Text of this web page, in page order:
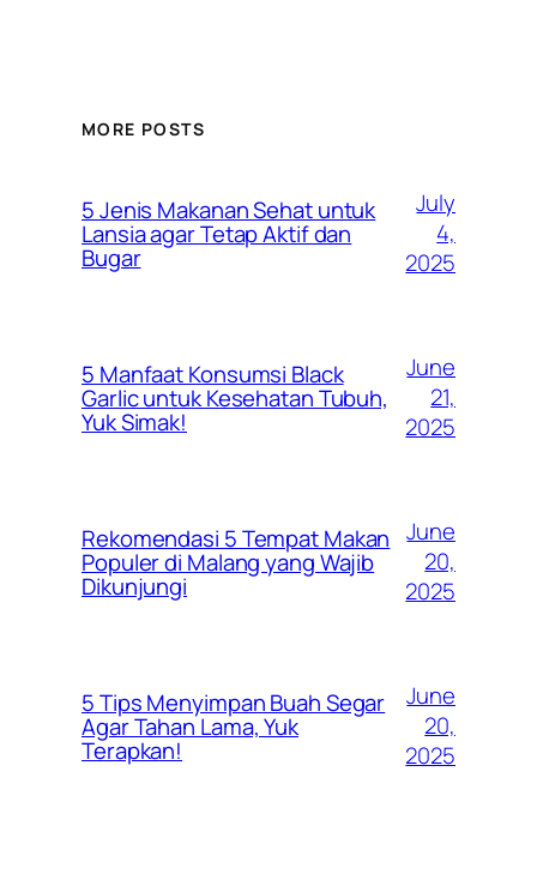
MORE POSTS
5 Jenis Makanan Sehat untuk
Lansia agar Tetap Aktif dan
Bugar
July
4,
2025
5 Manfaat Konsumsi Black
Garlic untuk Kesehatan Tubuh,
Yuk Simak!
June
21,
2025
Rekomendasi 5 Tempat Makan
Populer di Malang yang Wajib
Dikunjungi
June
20,
2025
5 Tips Menyimpan Buah Segar
Agar Tahan Lama, Yuk
Terapkan!
June
20,
2025